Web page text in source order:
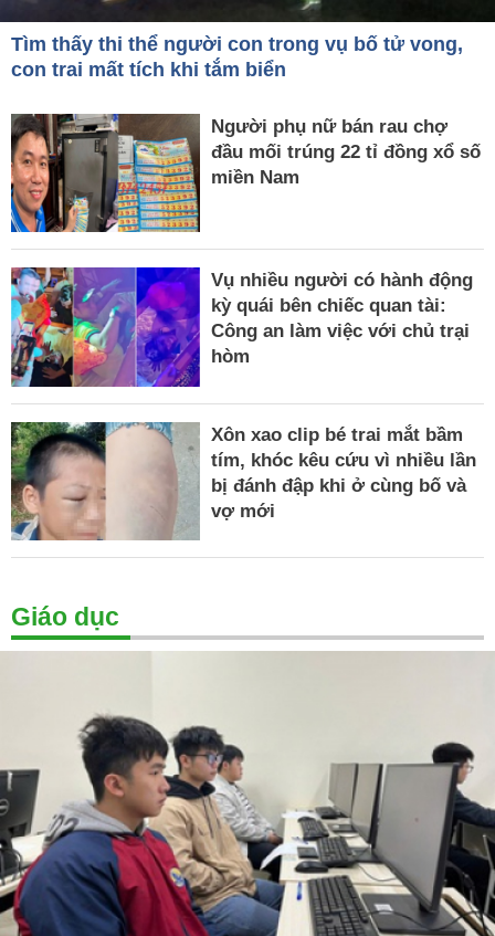
Tìm thấy thi thể người con trong vụ bố tử vong,
con trai mất tích khi tắm biển
Người phụ nữ bán rau chợ
đầu mối trúng 22 tỉ đồng xổ số
miền Nam
Vụ nhiều người có hành động
kỳ quái bên chiếc quan tài:
Công an làm việc với chủ trại
hòm
Xôn xao clip bé trai mắt bầm
tím, khóc kêu cứu vì nhiều lần
bị đánh đập khi ở cùng bố và
vợ mới
Giáo dục